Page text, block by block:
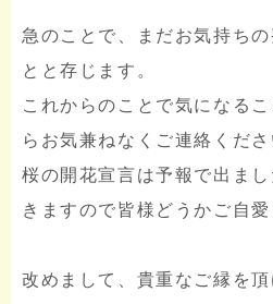
急のことで、まだお気持ち
とと存じます。
これからのことで気になる
らお気兼ねなくご連絡くださ
桜の開花宣言は予報で出ま
きますので皆様どうかご自愛
改めまして、貴重なご縁を